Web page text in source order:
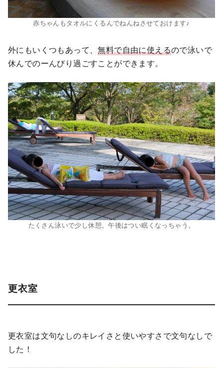
赤ちゃんもタオルにくるんでねんねさせておけます♪
外にもいくつもあって、無料で自由に使えるので泳いで
休んでのーんびり過ごすことができます。
たくさん泳いで少し休憩。午後はつい眠くなっちゃう。
更衣室
更衣室は文句なしのキレイさと使いやすさで文句なしで
した！